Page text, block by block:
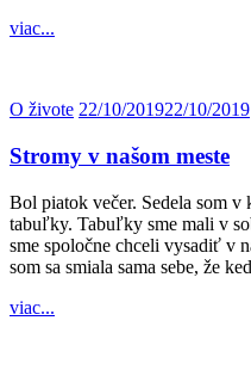
viac...
O živote 22/10/201922/10/2019
Stromy v našom meste
Bol piatok večer. Sedela som v
tabuľky. Tabuľky sme mali v
sme spoločne chceli vysadiť v
som sa smiala sama sebe, že
viac...